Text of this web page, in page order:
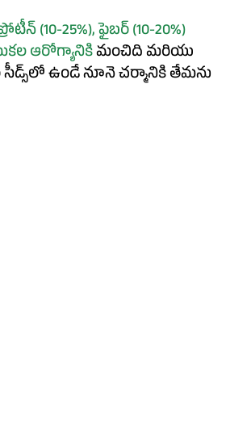
(10-25%), ఫైబర్ (10-20%)
ఆరోగ్యానికి మంచిది మరియు
తేమను